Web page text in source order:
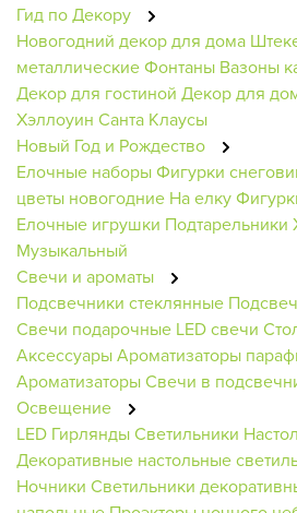
Гид по Декору
Новогодний декор для дома
металлическиеФонтаны Вазоны
Декор для гостиной Декор для
Хэллоуин Санта Клаусы
Новый Год и Рождество
Елочные наборыФигурки
цветы новогодние На елку
Елочные игрушки Подтарельники
Музыкальный
Свечи и ароматы
Подсвечники стеклянные
Свечи подарочные LED свечи
АксессуарыАроматизаторы
АроматизаторыСвечи в
Освещение
LED ГирляндыСветильники
Декоративные настольные
Ночники Светильники